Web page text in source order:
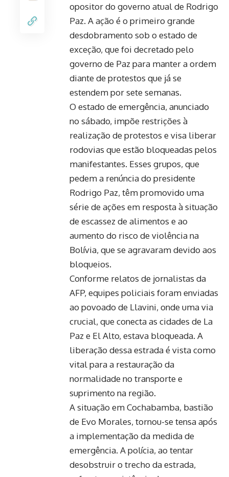
opositor do governo atual de Rodrigo
Paz. A ação é o primeiro grande
desdobramento sob o estado de
exceção, que foi decretado pelo
governo de Paz para manter a ordem
diante de protestos que já se
estendem por sete semanas.
O estado de emergência, anunciado
no sábado, impõe restrições à
realização de protestos e visa liberar
rodovias que estão bloqueadas pelos
manifestantes. Esses grupos, que
pedem a renúncia do presidente
Rodrigo Paz, têm promovido uma
série de ações em resposta à situação
de escassez de alimentos e ao
aumento do risco de violência na
Bolívia, que se agravaram devido aos
bloqueios.
Conforme relatos de jornalistas da
AFP, equipes policiais foram enviadas
ao povoado de Llavini, onde uma via
crucial, que conecta as cidades de La
Paz e El Alto, estava bloqueada. A
liberação dessa estrada é vista como
vital para a restauração da
normalidade no transporte e
suprimento na região.
A situação em Cochabamba, bastião
de Evo Morales, tornou-se tensa após
a implementação da medida de
emergência. A polícia, ao tentar
desobstruir o trecho da estrada,